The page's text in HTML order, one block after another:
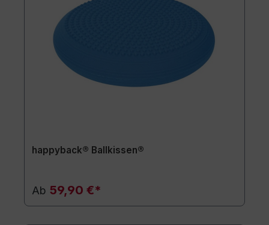
happyback® Ballkissen®
Ab 59,90 €*